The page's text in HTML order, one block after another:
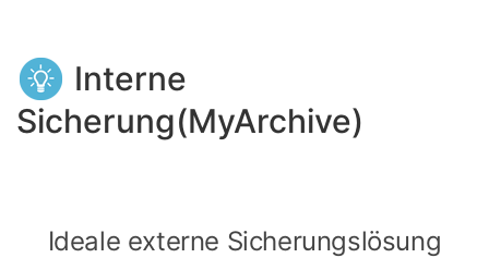
Interne
Sicherung(MyArchive)
Ideale externe Sicherungslösung